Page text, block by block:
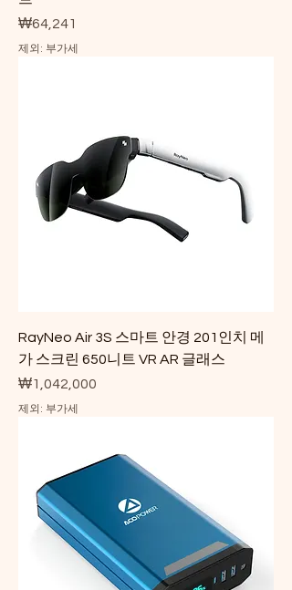
가격
₩64,241
제외: 부가세
RayNeo Air 3S 스마트 안경 201인치 메
가 스크린 650니트 VR AR 글래스
가격
₩1,042,000
제외: 부가세